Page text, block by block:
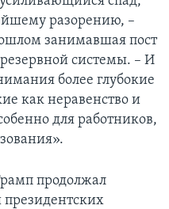
разорению, –
занимавшая пост
системы. – И
более глубокие
как неравенство и
для работников,
продолжал
президентских